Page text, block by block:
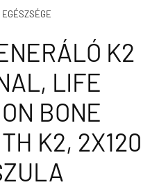
EGÉSZSÉGE
K2
LIFE
BONE
K2, 2X120